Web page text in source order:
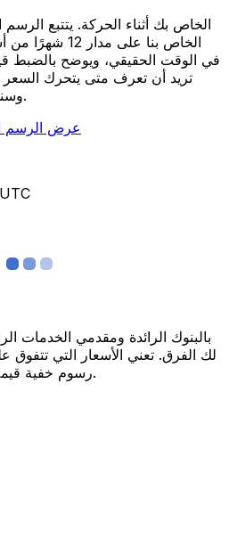
في الوقت الحقيقي، ويوضح بالضبط
تريد أن تعرف متى يتحرك السعر
وسنخبرك عندما يصل إلى هدفك.
عرض الرسم
10 أغسطس 2026، 05:54 UTC
لك الفرق. تعني الأسعار التي تتفوق
رسوم خفية قيمة أكبر على كل عملية تحويل.